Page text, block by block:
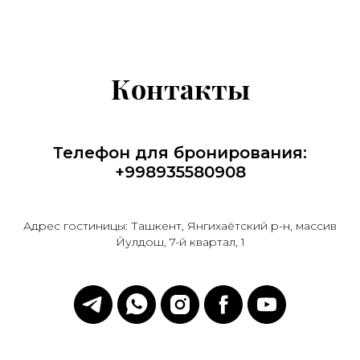
Контакты
Телефон для бронирования:
+998935580908
Адрес гостиницы: Ташкент, Янгихаётский р-н, массив
Йулдош, 7-й квартал, 1